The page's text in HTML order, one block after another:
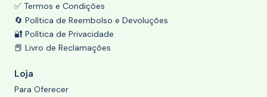
✅ Termos e Condições
🔄 Política de Reembolso e Devoluções
🔐 Política de Privacidade
📕 Livro de Reclamações
Loja
Para Oferecer